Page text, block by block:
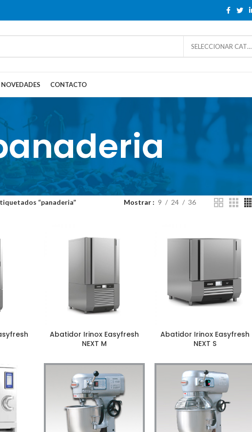
SELECCIONAR CATEGORÍA
NOVEDADES CONTACTO
“panaderia” Mostrar 9 24 36
Abatidor Irinox Easyfresh
NEXT M
Abatidor Irinox Easyfresh
NEXT S